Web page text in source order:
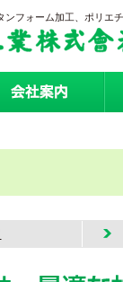
ンフォーム加工、ポリエ